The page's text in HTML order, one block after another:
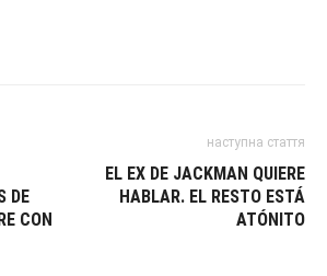
DE
CON
наступна стаття
EL EX DE JACKMAN QUIERE
HABLAR. EL RESTO ESTÁ
ATÓNITO